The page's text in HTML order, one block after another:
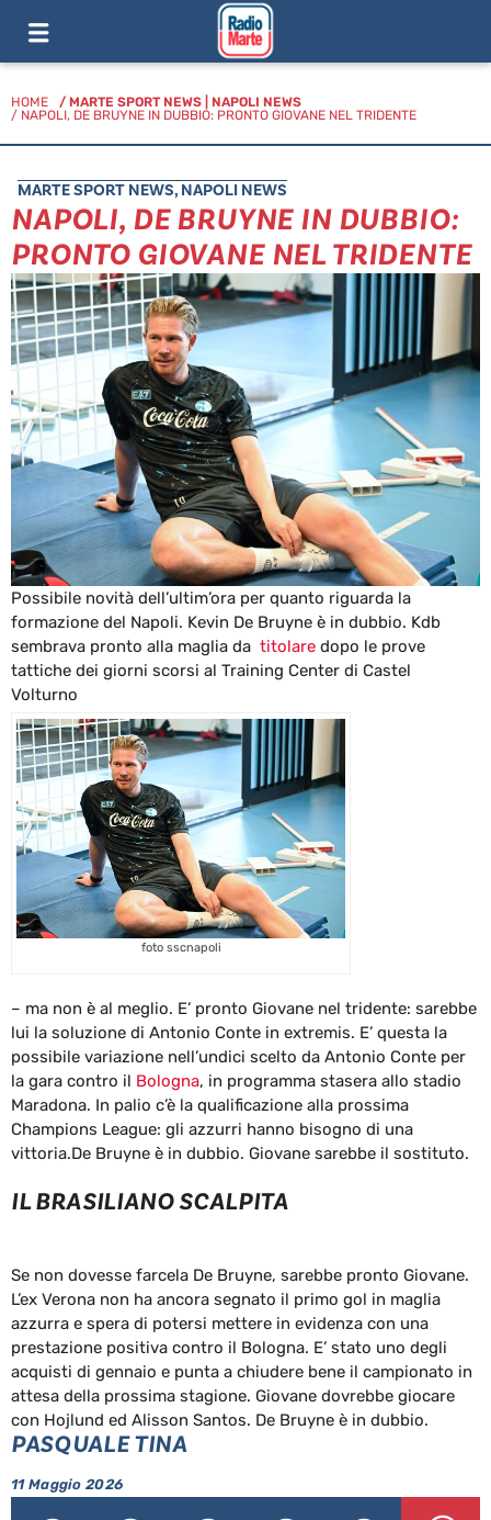
HOME / MARTE SPORT NEWS
NAPOLI NEWS
/ NAPOLI, DE BRUYNE IN DUBBIO: PRONTO GIOVANE NEL TRIDENTE
MARTE SPORT NEWS, NAPOLI NEWS
NAPOLI, DE BRUYNE IN DUBBIO:
PRONTO GIOVANE NEL TRIDENTE
Possibile novità dell’ultim’ora per quanto riguarda la
formazione del Napoli. Kevin De Bruyne è in dubbio. Kdb
sembrava pronto alla maglia da titolare dopo le prove
tattiche dei giorni scorsi al Training Center di Castel
Volturno
foto sscnapoli
– ma non è al meglio. E’ pronto Giovane nel tridente: sarebbe
lui la soluzione di Antonio Conte in extremis. E’ questa la
possibile variazione nell’undici scelto da Antonio Conte per
la gara contro il Bologna, in programma stasera allo stadio
Maradona. In palio c’è la qualificazione alla prossima
Champions League: gli azzurri hanno bisogno di una
vittoria.De Bruyne è in dubbio. Giovane sarebbe il sostituto.
IL BRASILIANO SCALPITA
Se non dovesse farcela De Bruyne, sarebbe pronto Giovane.
L’ex Verona non ha ancora segnato il primo gol in maglia
azzurra e spera di potersi mettere in evidenza con una
prestazione positiva contro il Bologna. E’ stato uno degli
acquisti di gennaio e punta a chiudere bene il campionato in
attesa della prossima stagione. Giovane dovrebbe giocare
con Hojlund ed Alisson Santos. De Bruyne è in dubbio.
PASQUALE TINA
11 Maggio 2026